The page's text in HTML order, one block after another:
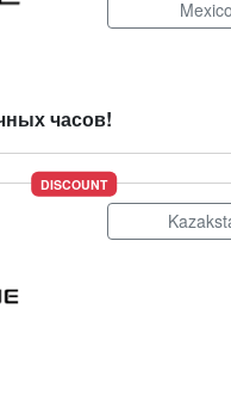
Mexico
часов!
DISCOUNT